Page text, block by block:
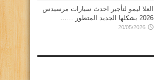
العلا ليمو لتأجير احدث سيارات مرسيدس
2026 بشكلها الجديد المتطور ……
20/05/2026